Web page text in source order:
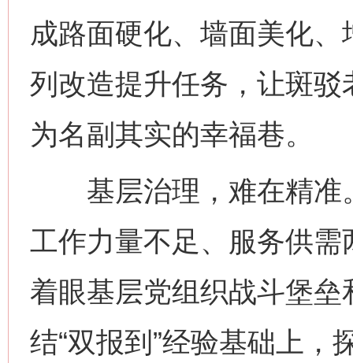
成路面硬化、墙面美化
列改造提升任务，让斑
为名副其实的幸福巷。
基层治理，难在精准
工作力量不足、服务供
着眼基层党组织战斗堡
结“双报到”经验基础上，